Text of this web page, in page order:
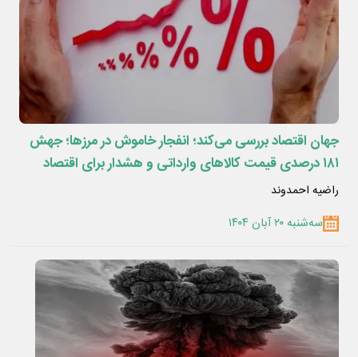
جهان اقتصاد بررسی می‌کند؛ انفجار خاموش در مرزها؛ جهش
۱۸۱ درصدی قیمت کالاهای وارداتی و هشدار برای اقتصاد
ایران
راضیه احمدوند
سه‌شنبه ۲۰ آبان ۱۴۰۴